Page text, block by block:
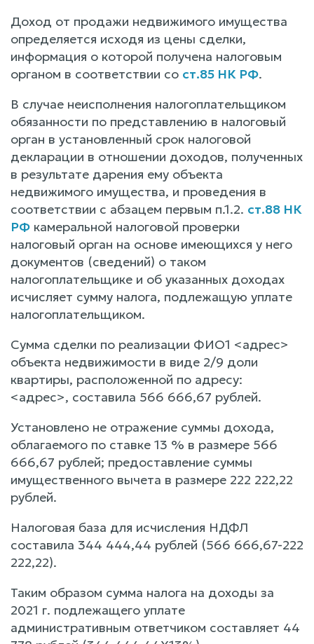
Доход от продажи недвижимого имущества
определяется исходя из цены сделки,
информация о которой получена налоговым
органом в соответствии со ст.85 НК РФ.
В случае неисполнения налогоплательщиком
обязанности по представлению в налоговый
орган в установленный срок налоговой
декларации в отношении доходов, полученных
в результате дарения ему объекта
недвижимого имущества, и проведения в
соответствии с абзацем первым п.1.2. ст.88 НК
РФ камеральной налоговой проверки
налоговый орган на основе имеющихся у него
документов (сведений) о таком
налогоплательщике и об указанных доходах
исчисляет сумму налога, подлежащую уплате
налогоплательщиком.
Сумма сделки по реализации ФИО1 <адрес>
объекта недвижимости в виде 2/9 доли
квартиры, расположенной по адресу:
<адрес>, составила 566 666,67 рублей.
Установлено не отражение суммы дохода,
облагаемого по ставке 13 % в размере 566
666,67 рублей; предоставление суммы
имущественного вычета в размере 222 222,22
рублей.
Налоговая база для исчисления НДФЛ
составила 344 444,44 рублей (566 666,67-222
222,22).
Таким образом сумма налога на доходы за
2021 г. подлежащего уплате
административным ответчиком составляет 44